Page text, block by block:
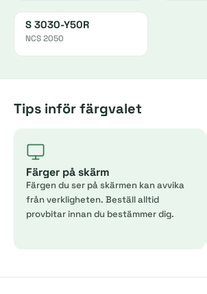
S 3030-Y50R
NCS 2050
Tips inför färgvalet
Färger på skärm
Färgen du ser på skärmen kan avvika
från verkligheten. Beställ alltid
provbitar innan du bestämmer dig.